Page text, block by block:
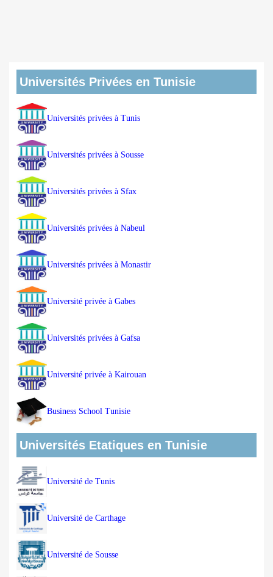
Universités Privées en Tunisie
Universités privées à Tunis
Universités privées à Sousse
Universités privées à Sfax
Universités privées à Nabeul
Universités privées à Monastir
Université privée à Gabes
Universités privées à Gafsa
Université privée à Kairouan
Business School Tunisie
Universités Etatiques en Tunisie
Université de Tunis
Université de Carthage
Université de Sousse